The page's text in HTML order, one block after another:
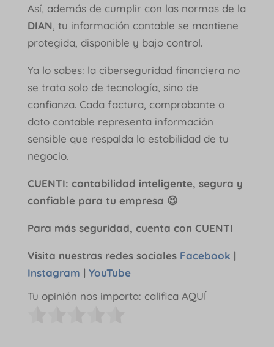
Así, además de cumplir con las normas de la
DIAN, tu información contable se mantiene
protegida, disponible y bajo control.
Ya lo sabes: la ciberseguridad financiera no
se trata solo de tecnología, sino de
confianza. Cada factura, comprobante o
dato contable representa información
sensible que respalda la estabilidad de tu
negocio.
CUENTI: contabilidad inteligente, segura y
confiable para tu empresa 😉
Para más seguridad, cuenta con CUENTI
Visita nuestras redes sociales Facebook |
Instagram | YouTube
Tu opinión nos importa: califica AQUÍ